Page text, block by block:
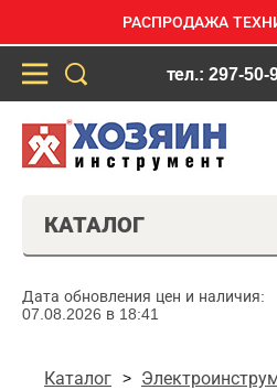
РАСПРОДАЖА
тел.: 297-50-
КАТАЛОГ
Дата обновления цен и наличия:
07.08.2026 в 18:41
Каталог